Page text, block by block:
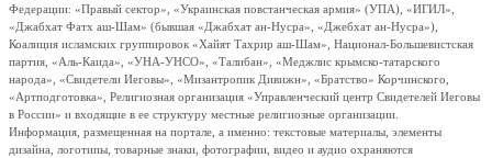
Федерации: «Правый сектор», «Украинская повстанческая армия» (УПА), «ИГИЛ»,
«Джабхат Фатх аш-Шам» (бывшая «Джабхат ан-Нусра», «Джебхат ан-Нусра»),
Коалиция исламских группировок «Хайят Тахрир аш-Шам», Национал-Большевистская
партия, «Аль-Каида», «УНА-УНСО», «Талибан», «Меджлис крымско-татарского
народа», «Свидетели Иеговы», «Мизантропик Дивижн», «Братство» Корчинского,
«Артподготовка», Религиозная организация «Управленческий центр Свидетелей Иеговы
в России» и входящие в ее структуру местные религиозные организации.
Информация, размещенная на портале, а именно: текстовые материалы, элементы
дизайна, логотипы, товарные знаки, фотографии, видео и аудио охраняются